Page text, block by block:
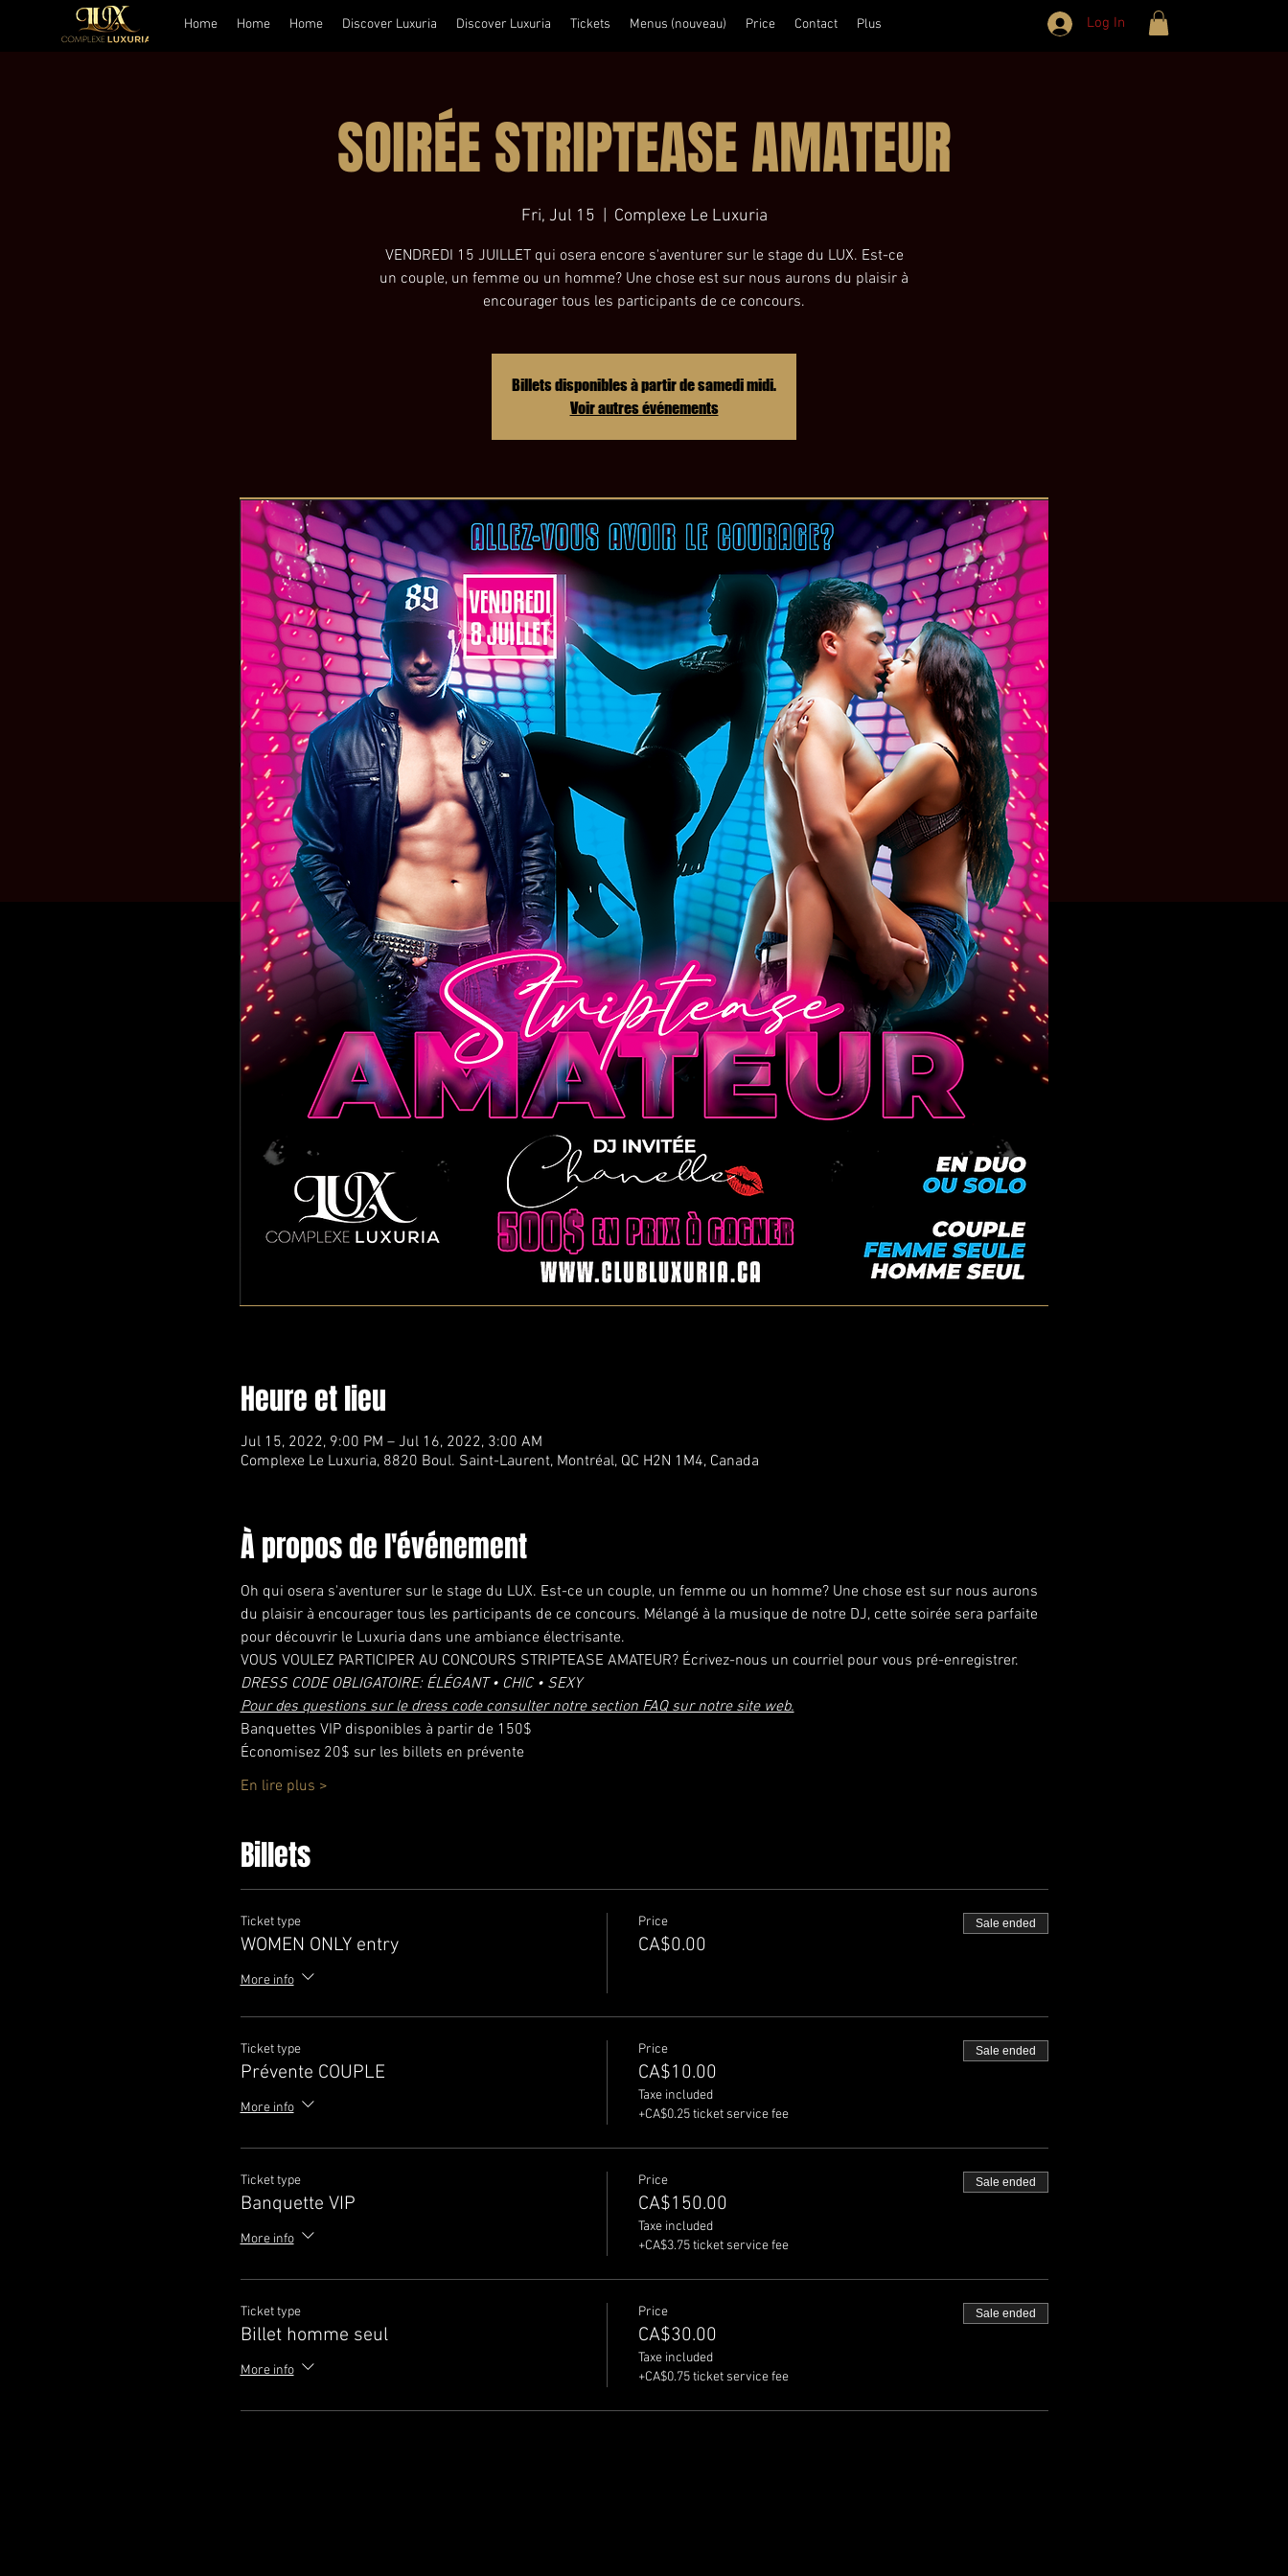
Home Home Home Discover Luxuria Discover Luxuria Tickets Menus (nouveau) Price Contact Plus Log In
SOIRÉE STRIPTEASE AMATEUR
Fri, Jul 15
  |
Complexe Le Luxuria
VENDREDI 15 JUILLET qui osera encore s'aventurer sur le stage du LUX. Est-ce
un couple, un femme ou un homme? Une chose est sur nous aurons du plaisir à
encourager tous les participants de ce concours.
Billets disponibles à partir de samedi midi.
Voir autres événements
Heure et lieu
Jul 15, 2022, 9:00 PM – Jul 16, 2022, 3:00 AM
Complexe Le Luxuria, 8820 Boul. Saint-Laurent, Montréal, QC H2N 1M4, Canada
À propos de l'événement
Oh qui osera s'aventurer sur le stage du LUX. Est-ce un couple, un femme ou un homme? Une chose est sur nous aurons
du plaisir à encourager tous les participants de ce concours. Mélangé à la musique de notre DJ, cette soirée sera parfaite
pour découvrir le Luxuria dans une ambiance électrisante.
VOUS VOULEZ PARTICIPER AU CONCOURS STRIPTEASE AMATEUR? Écrivez-nous un courriel pour vous pré-enregistrer.
DRESS CODE OBLIGATOIRE: ÉLÉGANT • CHIC • SEXY
Pour des questions sur le dress code consulter notre section FAQ sur notre site web.
Banquettes VIP disponibles à partir de 150$
Économisez 20$ sur les billets en prévente
En lire plus >
Billets
Ticket type
WOMEN ONLY entry
More info
Price
CA$0.00
Sale ended
Ticket type
Prévente COUPLE
More info
Price
CA$10.00
Taxe included
+CA$0.25 ticket service fee
Sale ended
Ticket type
Banquette VIP
More info
Price
CA$150.00
Taxe included
+CA$3.75 ticket service fee
Sale ended
Ticket type
Billet homme seul
More info
Price
CA$30.00
Taxe included
+CA$0.75 ticket service fee
Sale ended